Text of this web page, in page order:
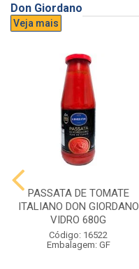
Don Giordano
Veja mais
PASSATA DE TOMATE
ITALIANO DON GIORDANO
VIDRO 680G
Código: 16522
Embalagem: GF